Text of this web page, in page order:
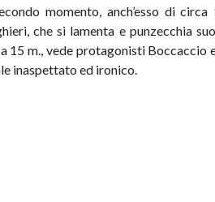
momento, anch’esso di
che si lamenta e punzecchia
15 m., vede protagonisti Boccaccio
inaspettato ed ironico.